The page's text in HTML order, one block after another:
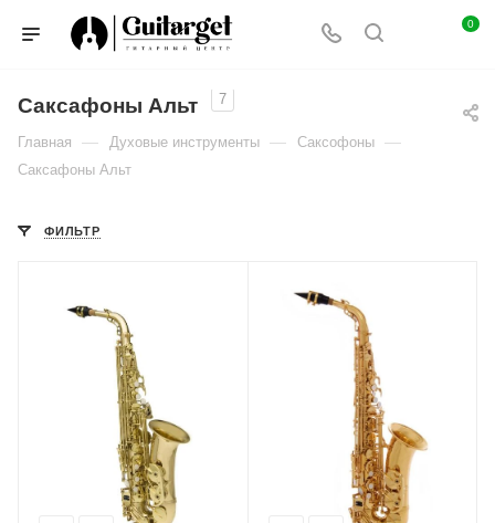
0
Саксафоны Альт 7
Главная — Духовые инструменты — Саксофоны —
Саксафоны Альт
ФИЛЬТР